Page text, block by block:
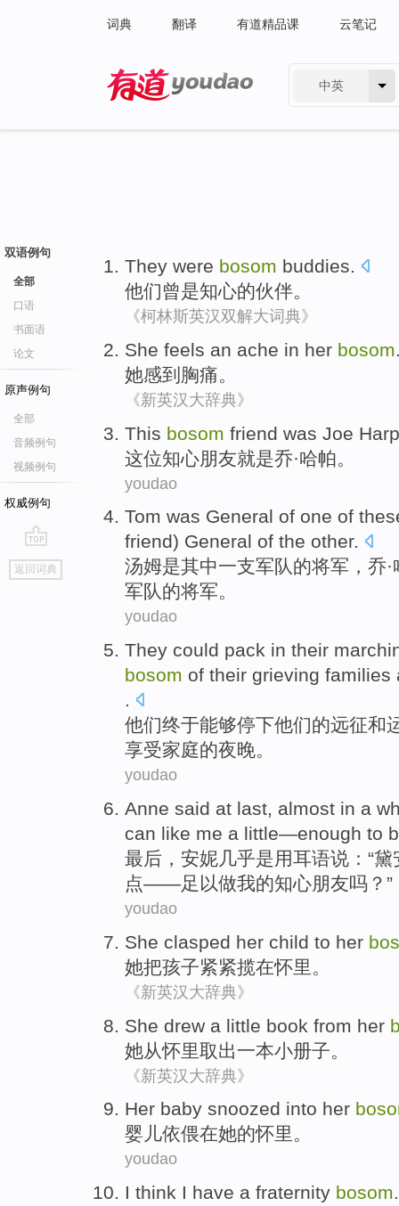
词典 翻译 有道精品课 云笔记
中英
双语例句
全部
口语
书面语
论文
原声例句
全部
音频例句
视频例句
权威例句
go
top
返回词典
They were bosom buddies.
他们曾是知心的伙伴。
《柯林斯英汉双解大词典》
She feels an ache in her bosom
她感到 胸痛。
《新英汉大辞典》
This bosom friend was Joe
这位知心朋友就是乔·哈帕。
youdao
Tom was General of one of
friend) General of the other.
汤姆是其中一支军队的将军 ， 乔·
军队的将军。
youdao
They could pack in their
bosom of their grieving families
.
他们终于能够停下他们的远征和
享受家庭的夜晚。
youdao
Anne said at last, almost in a
can like me a little—enough to
最后，安妮几乎是用耳语说：“
点——足以做我的知心朋友吗？”
youdao
She clasped her child to her
她把孩子紧紧揽在怀里。
《新英汉大辞典》
She drew a little book from her
她从怀里取出一本小册子 。
《新英汉大辞典》
Her baby snoozed into her
婴儿依偎在她的怀里。
youdao
I think I have a fraternity bosom.